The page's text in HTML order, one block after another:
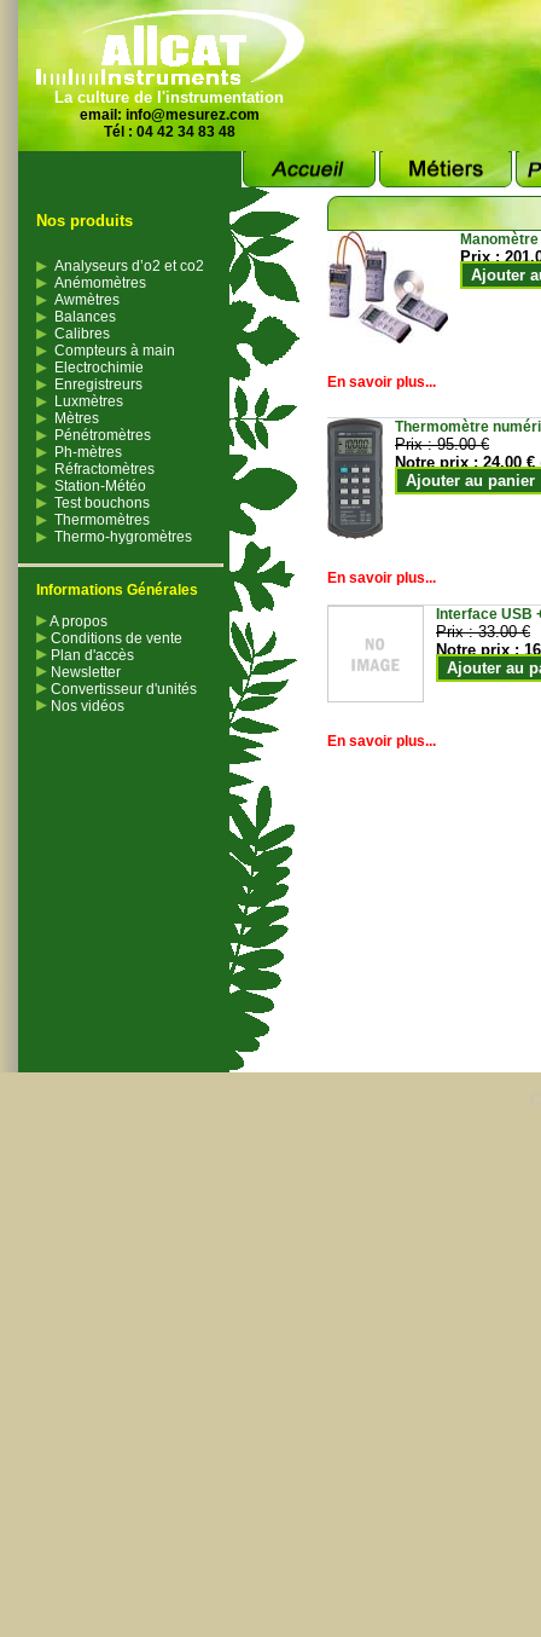
La culture de l'instrumentation
email: info@mesurez.com
Tél : 04 42 34 83 48
Nos produits
Analyseurs d’o2 et co2
Anémomètres
Awmètres
Balances
Calibres
Compteurs à main
Electrochimie
Enregistreurs
Luxmètres
Mètres
Pénétromètres
Ph-mètres
Réfractomètres
Station-Météo
Test bouchons
Thermomètres
Thermo-hygromètres
Informations Générales
A propos
Conditions de vente
Plan d'accès
Newsletter
Convertisseur d'unités
Nos vidéos
Prix :
Ajouter
En savoir plus...
Thermomètre
Prix :95.00 €
Notre prix :24.00 €
Ajouter au panier
En savoir plus...
Interface USB
Prix :33.00 €
Notre prix :
Ajouter au
En savoir plus...